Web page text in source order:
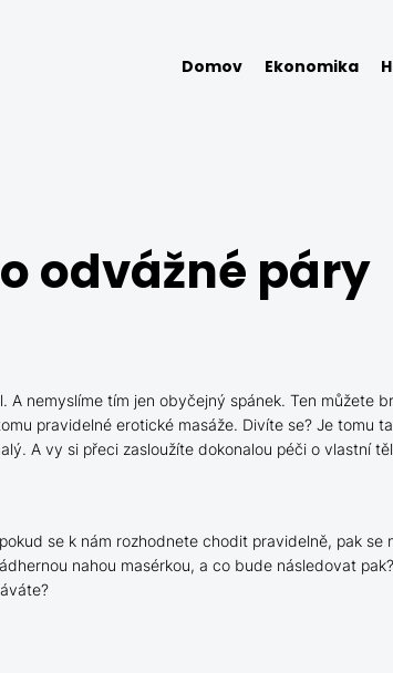
Domov Ekonomika
odvážné páry
nemyslíme tím jen obyčejný spánek. Ten můžete
pravidelné erotické masáže. Divíte se? Je tomu
A vy si přeci zasloužíte dokonalou péči o vlastní
se k nám rozhodnete chodit pravidelně, pak
nahou masérkou, a co bude následovat